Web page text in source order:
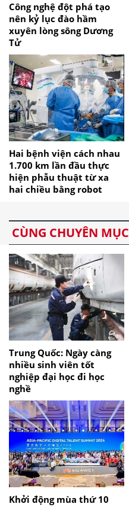
Công nghệ đột phá tạo
nên kỷ lục đào hầm
xuyên lòng sông Dương
Tử
Hai bệnh viện cách nhau
1.700 km lần đầu thực
hiện phẫu thuật từ xa
hai chiều bằng robot
CÙNG CHUYÊN MỤC
Trung Quốc: Ngày càng
nhiều sinh viên tốt
nghiệp đại học đi học
nghề
Khởi động mùa thứ 10